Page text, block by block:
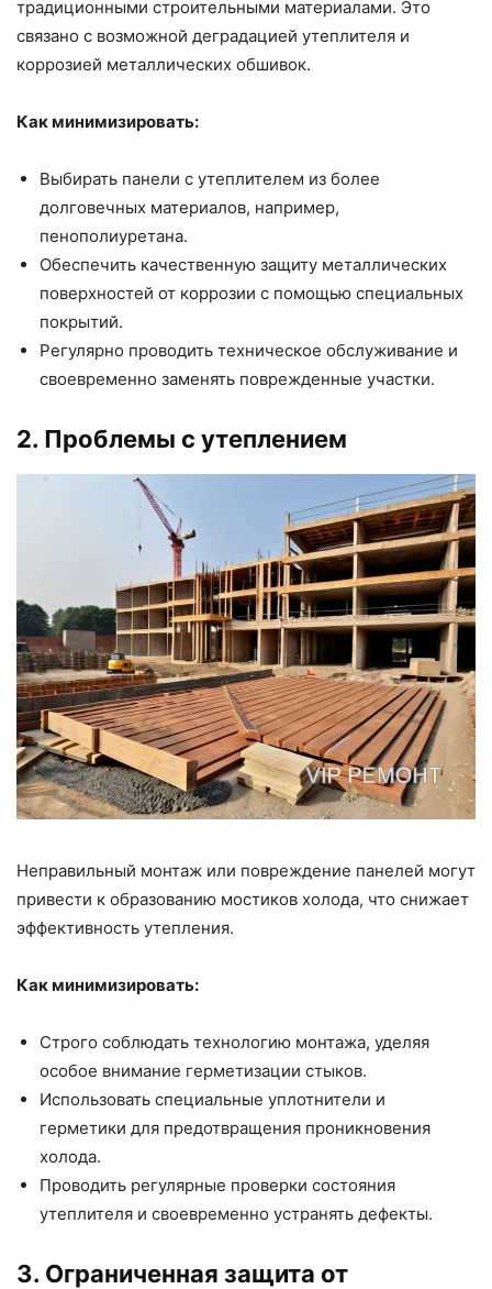
традиционными строительными материалами. Это
связано с возможной деградацией утеплителя и
коррозией металлических обшивок.
Как минимизировать:
Выбирать панели с утеплителем из более
долговечных материалов, например,
пенополиуретана.
Обеспечить качественную защиту металлических
поверхностей от коррозии с помощью специальных
покрытий.
Регулярно проводить техническое обслуживание и
своевременно заменять поврежденные участки.
2. Проблемы с утеплением
Неправильный монтаж или повреждение панелей могут
привести к образованию мостиков холода, что снижает
эффективность утепления.
Как минимизировать:
Строго соблюдать технологию монтажа, уделяя
особое внимание герметизации стыков.
Использовать специальные уплотнители и
герметики для предотвращения проникновения
холода.
Проводить регулярные проверки состояния
утеплителя и своевременно устранять дефекты.
3. Ограниченная защита от